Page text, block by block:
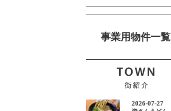
事業用物件一覧